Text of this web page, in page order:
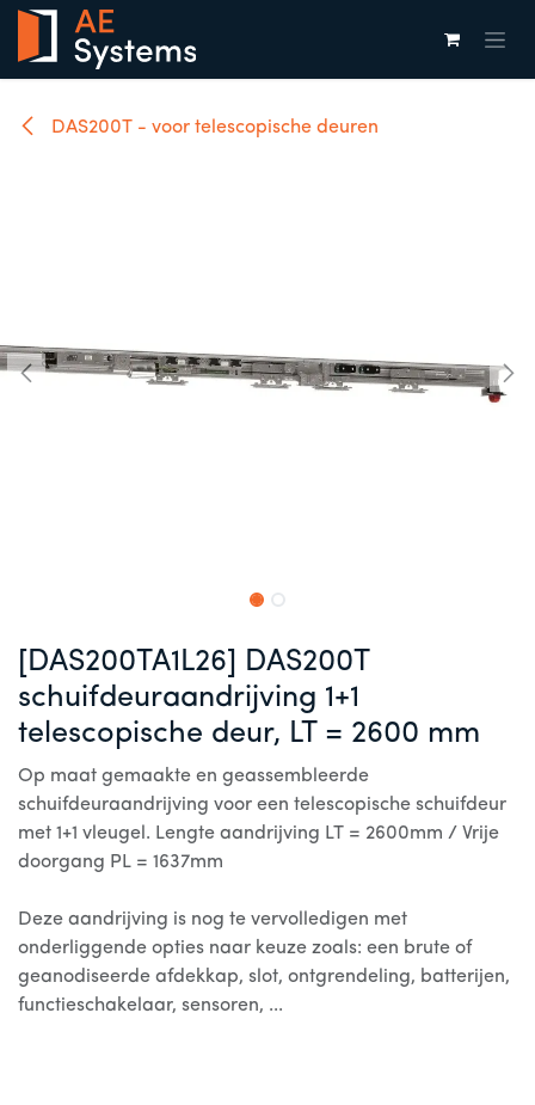
Overslaan naar inhoud
DAS200T - voor telescopische deuren
[DAS200TA1L26] DAS200T
schuifdeuraandrijving 1+1
telescopische deur, LT = 2600 mm
Op maat gemaakte en geassembleerde
schuifdeuraandrijving voor een telescopische schuifdeur
met 1+1 vleugel. Lengte aandrijving LT = 2600mm / Vrije
doorgang PL = 1637mm
Deze aandrijving is nog te vervolledigen met
onderliggende opties naar keuze zoals: een brute of
geanodiseerde afdekkap, slot, ontgrendeling, batterijen,
functieschakelaar, sensoren, ...